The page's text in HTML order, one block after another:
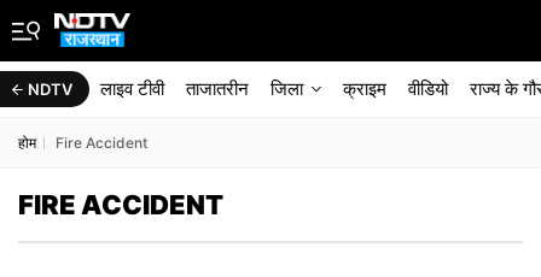
NDTV लाइव टीवी ताजातरीन जिला क्राइम वीडियो राज्‍य के
होम Fire Accident
FIRE ACCIDENT